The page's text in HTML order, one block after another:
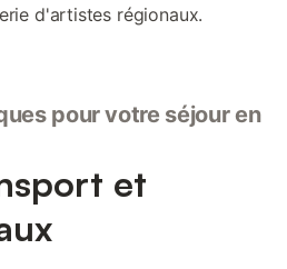
d'artistes régionaux.
pour votre séjour en
et